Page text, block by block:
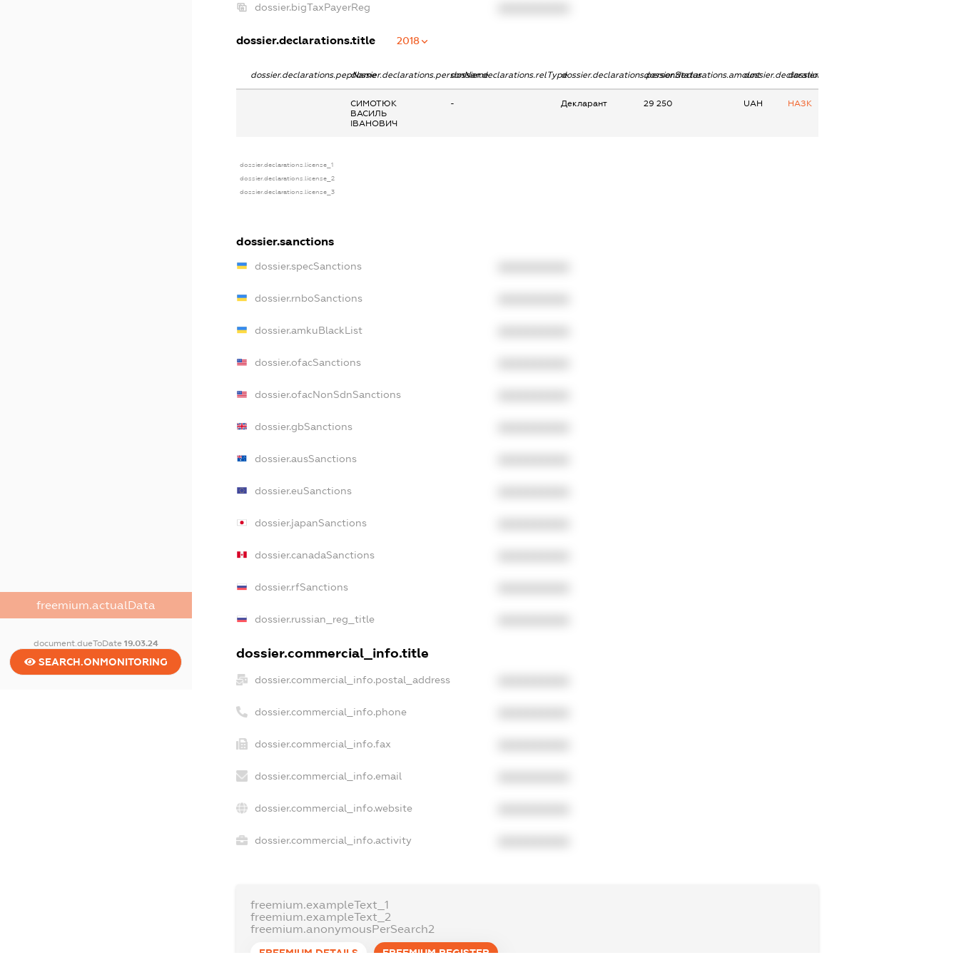
freemium.actualData
document.dueToDate 19.03.24
SEARCH.ONMONITORING
dossier.bigTaxPayerReg
dossier.declarations.title 2018
dossier.declarations.pepNamedossier.declarations.personNamedossier.declarations.relTypedossier.declarations.personStatusdossier.declarations.amountdossier.declarations.currency
dossier.declarations.source
СИМОТЮК
ВАСИЛЬ
ІВАНОВИЧ
- Декларант 29 250 UAH НАЗК
dossier.declarations.license_1
dossier.declarations.license_2
dossier.declarations.license_3
dossier.sanctions
dossier.specSanctions
dossier.rnboSanctions
dossier.amkuBlackList
dossier.ofacSanctions
dossier.ofacNonSdnSanctions
dossier.gbSanctions
dossier.ausSanctions
dossier.euSanctions
dossier.japanSanctions
dossier.canadaSanctions
dossier.rfSanctions
dossier.russian_reg_title
dossier.commercial_info.title
dossier.commercial_info.postal_address
dossier.commercial_info.phone
dossier.commercial_info.fax
dossier.commercial_info.email
dossier.commercial_info.website
dossier.commercial_info.activity
freemium.exampleText_1
freemium.exampleText_2
freemium.anonymousPerSearch2
FREEMIUM.DETAILS FREEMIUM.REGISTER